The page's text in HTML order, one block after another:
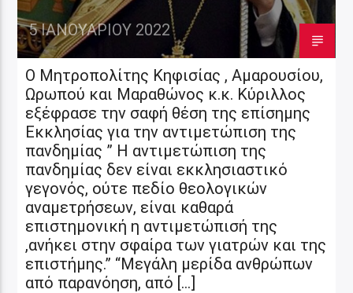
5 ΙΑΝΟΥΑΡΊΟΥ 2022
Ο Μητροπολίτης Κηφισίας , Αμαρουσίου,
Ωρωπού και Μαραθώνος κ.κ. Κύριλλος
εξέφρασε την σαφή θέση της επίσημης
Εκκλησίας για την αντιμετώπιση της
πανδημίας ” Η αντιμετώπιση της
πανδημίας δεν είναι εκκλησιαστικό
γεγονός, ούτε πεδίο θεολογικών
αναμετρήσεων, είναι καθαρά
επιστημονική η αντιμετώπισή της
,ανήκει στην σφαίρα των γιατρών και της
επιστήμης.” “Μεγάλη μερίδα ανθρώπων
από παρανόηση, από […]